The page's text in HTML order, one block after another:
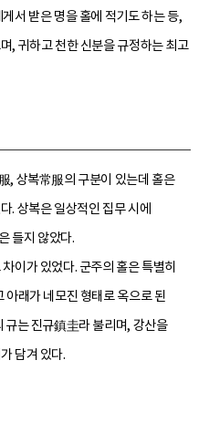
서 받은 명을 홀에 적기도 하는 등,
, 귀하고 천한 신분을 규정하는 최고
, 상복常服의 구분이 있는데 홀은
. 상복은 일상적인 집무 시에
들지 않았다.
이가 있었다. 군주의 홀은 특별히
아래가 네모진 형태로 옥으로 된
규는 진규鎮圭라 불리며, 강산을
담겨 있다.